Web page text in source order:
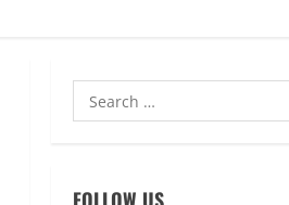
Search
for: